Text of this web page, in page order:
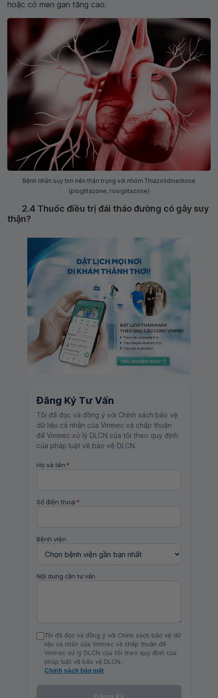
hoặc có men gan tăng cao.
Bệnh nhân suy tim nên thận trọng với nhóm Thiazolidinedione
(pioglitazone, rosiglitazone)
2.4 Thuốc điều trị đái tháo đường có gây suy
thận?
Đăng Ký Tư Vấn
Tôi đã đọc và đồng ý với Chính sách bảo vệ
dữ liệu cá nhân của Vinmec và chấp thuận
để Vinmec xử lý DLCN của tôi theo quy định
của pháp luật về bảo vệ DLCN.
Họ và tên *
Số điện thoại *
Bệnh viện
Nội dung cần tư vấn
Tôi đã đọc và đồng ý với Chính sách bảo vệ dữ
liệu cá nhân của Vinmec và chấp thuận để
Vinmec xử lý DLCN của tôi theo quy định của
pháp luật về bảo vệ DLCN.
Chính sách bảo mật